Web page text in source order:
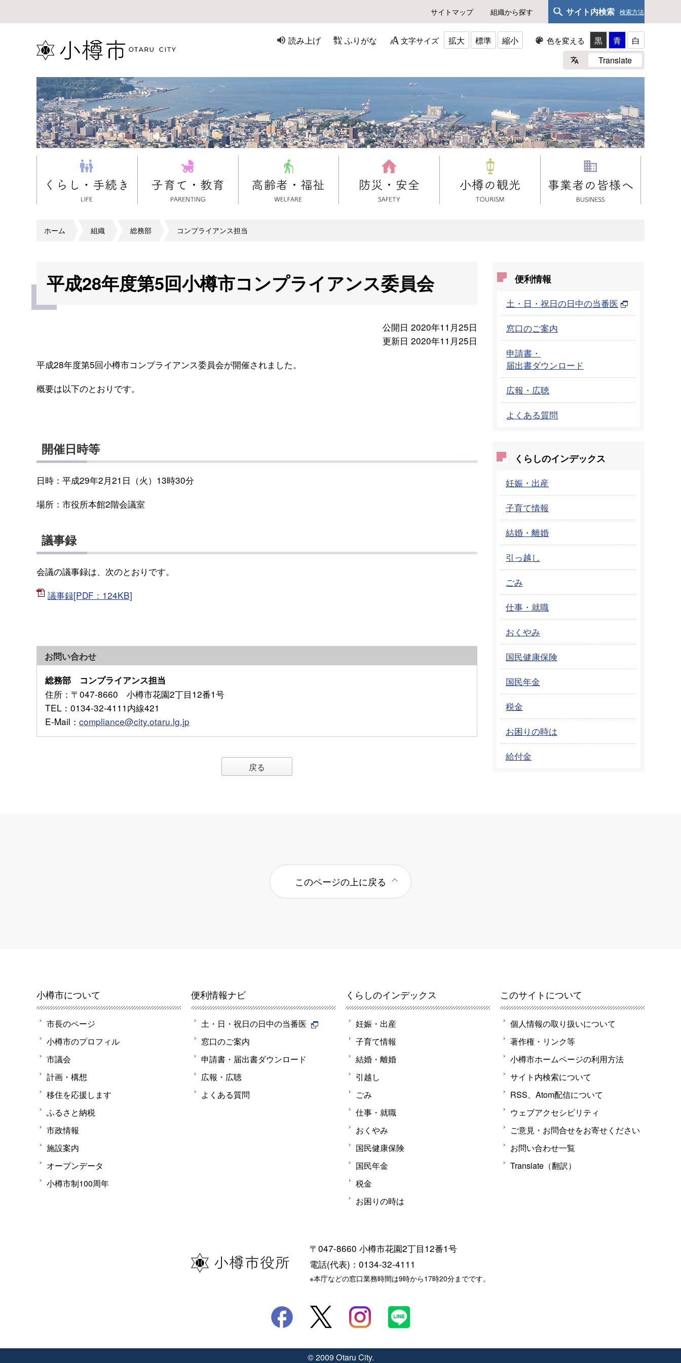
サイトマップ 組織から探す サイト内検索 検索方法
読み上げ ふりがな 文字サイズ 拡大 標準 縮小 色を変える 黒 青
白
Translate
ホーム 組織 総務部 コンプライアンス担当
平成28年度第5回小樽市コンプライアンス委員会
公開日 2020年11月25日
更新日 2020年11月25日
平成28年度第5回小樽市コンプライアンス委員会が開催されました。
概要は以下のとおりです。
開催日時等
日時：平成29年2月21日（火）13時30分
場所：市役所本館2階会議室
議事録
会議の議事録は、次のとおりです。
議事録[PDF：124KB]
お問い合わせ
総務部 コンプライアンス担当
住所 ：〒047-8660 小樽市花園2丁目12番1号
TEL ：0134-32-4111内線421
E-Mail ： compliance@city.otaru.lg.jp
戻る
便利情報
土・日・祝日の日中の当番医
窓口のご案内
申請書・
届出書ダウンロード
広報・広聴
よくある質問
くらしのインデックス
妊娠・出産
子育て情報
結婚・離婚
引っ越し
ごみ
仕事・就職
おくやみ
国民健康保険
国民年金
税金
お困りの時は
給付金
このページの上に戻る
小樽市について
市長のページ
小樽市のプロフィル
市議会
計画・構想
移住を応援します
ふるさと納税
市政情報
施設案内
オープンデータ
小樽市制100周年
便利情報ナビ
土・日・祝日の日中の当番医
窓口のご案内
申請書・届出書ダウンロード
広報・広聴
よくある質問
くらしのインデックス
妊娠・出産
子育て情報
結婚・離婚
引越し
ごみ
仕事・就職
おくやみ
国民健康保険
国民年金
税金
お困りの時は
このサイトについて
個人情報の取り扱いについて
著作権・リンク等
小樽市ホームページの利用方法
サイト内検索について
RSS、Atom配信について
ウェブアクセシビリティ
ご意見・お問合せをお寄せください
お問い合わせ一覧
Translate（翻訳）
〒047-8660 小樽市花園2丁目12番1号
電話(代表)：0134-32-4111
※本庁などの窓口業務時間は9時から17時20分までです。
© 2009 Otaru City.